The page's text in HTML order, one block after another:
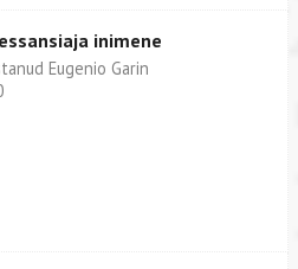
inimene
Eugenio Garin